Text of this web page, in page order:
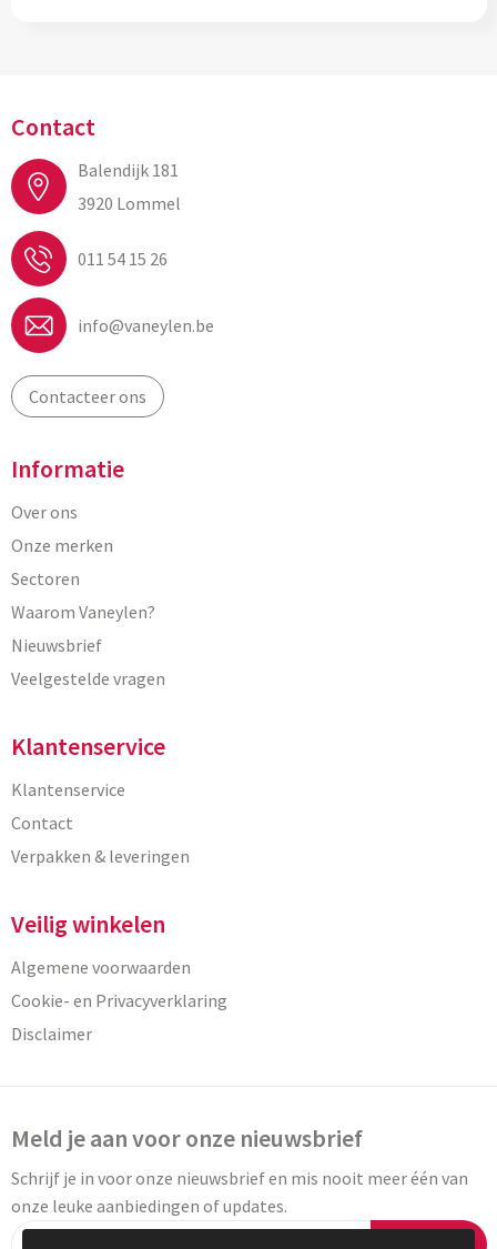
Contact
Balendijk 181
3920 Lommel
011 54 15 26
info@vaneylen.be
Contacteer ons
Informatie
Over ons
Onze merken
Sectoren
Waarom Vaneylen?
Nieuwsbrief
Veelgestelde vragen
Klantenservice
Klantenservice
Contact
Verpakken & leveringen
Veilig winkelen
Algemene voorwaarden
Cookie- en Privacyverklaring
Disclaimer
Meld je aan voor onze nieuwsbrief
Schrijf je in voor onze nieuwsbrief en mis nooit meer één van
onze leuke aanbiedingen of updates.